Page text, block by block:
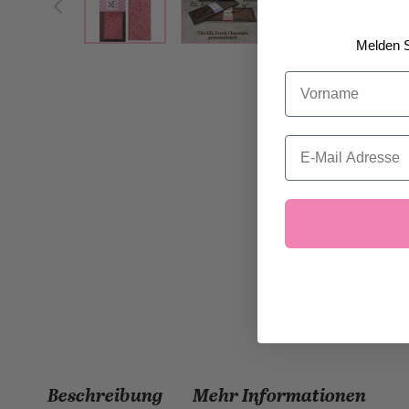
Beschreibung Mehr Informationen
Melden
Vorname
Email